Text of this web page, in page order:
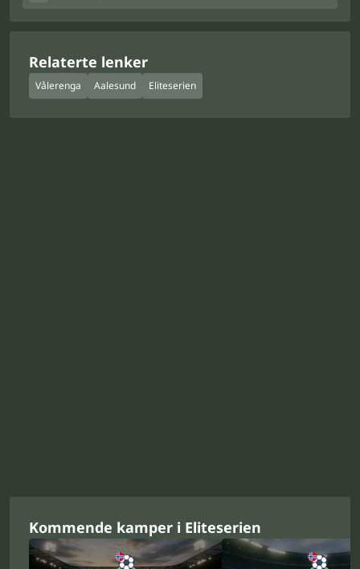
Relaterte lenker
Vålerenga Aalesund Eliteserien
Kommende kamper i Eliteserien